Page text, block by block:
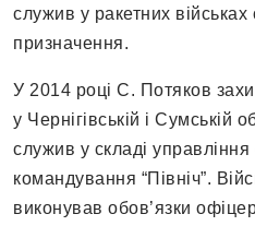
служив у ракетних військах
призначення.
У 2014 році С. Потяков
у Чернігівській і Сумській
служив у складі
командування “Північ”.
виконував обов’язки